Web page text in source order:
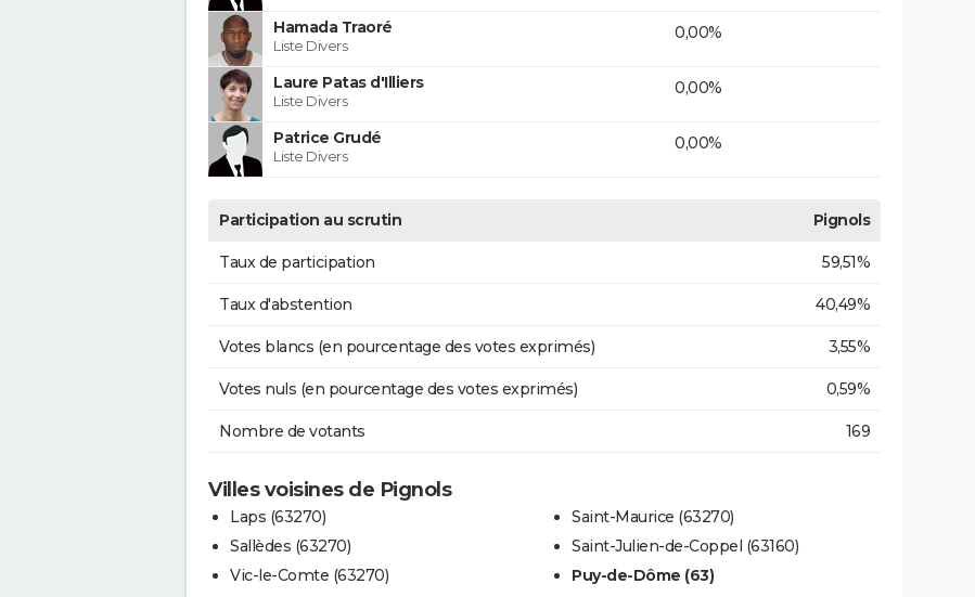
Hamada Traoré
Liste Divers
0,00%
Laure Patas d'Illiers
Liste Divers
0,00%
Patrice Grudé
Liste Divers
0,00%
Participation au scrutin Pignols
Taux de participation 59,51%
Taux d'abstention 40,49%
Votes blancs (en pourcentage des votes exprimés) 3,55%
Votes nuls (en pourcentage des votes exprimés) 0,59%
Nombre de votants 169
Villes voisines de Pignols
Laps (63270)
Sallèdes (63270)
Vic-le-Comte (63270)
Saint-Maurice (63270)
Saint-Julien-de-Coppel (63160)
Puy-de-Dôme (63)